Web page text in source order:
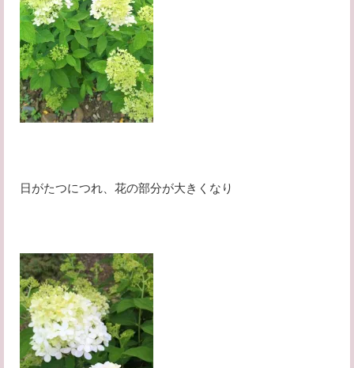
日がたつにつれ、花の部分が大きくなり